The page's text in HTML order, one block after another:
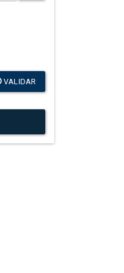
VALIDAR